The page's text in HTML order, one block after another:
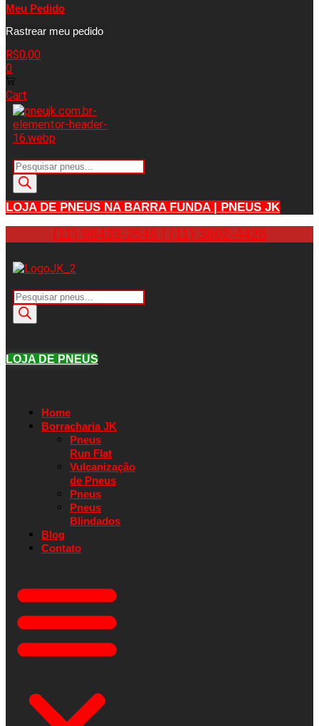
Meu Pedido
Rastrear meu pedido
R$0,00
0
Cart
Pesquisar
produtos
LOJA DE PNEUS NA BARRA FUNDA | PNEUS JK
(11) 98433-2546 | (11) 3862-4428
Pesquisar
produtos
LOJA DE PNEUS
Home
Borracharia JK
Pneus
Run Flat
Vulcanização
de Pneus
Pneus
Pneus
Blindados
Blog
Contato